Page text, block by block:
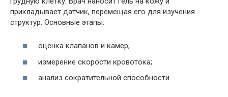
прикладывает датчик, перемещая его для изучения
структур. Основные этапы:
оценка клапанов и камер;
измерение скорости кровотока;
анализ сократительной способности.